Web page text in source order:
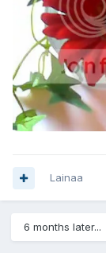
Lainaa
6 months later...